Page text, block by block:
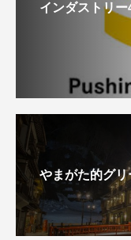
インダストリー
やまがた的グ